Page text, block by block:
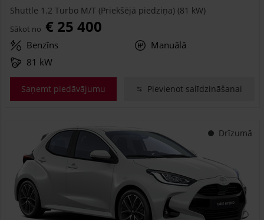
Shuttle 1.2 Turbo M/T (Priekšējā piedziņa) (81 kW)
Sākot no € 25 400
Benzīns
Manuālā
81 kW
Saņemt piedāvājumu Pievienot salīdzināšanai
Drīzumā